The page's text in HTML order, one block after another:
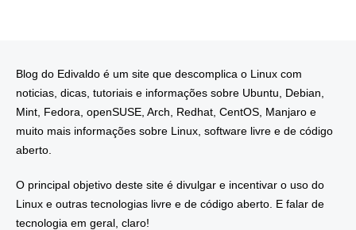
Blog do Edivaldo é um site que descomplica o Linux com
noticias, dicas, tutoriais e informações sobre Ubuntu, Debian,
Mint, Fedora, openSUSE, Arch, Redhat, CentOS, Manjaro e
muito mais informações sobre Linux, software livre e de código
aberto.
O principal objetivo deste site é divulgar e incentivar o uso do
Linux e outras tecnologias livre e de código aberto. E falar de
tecnologia em geral, claro!